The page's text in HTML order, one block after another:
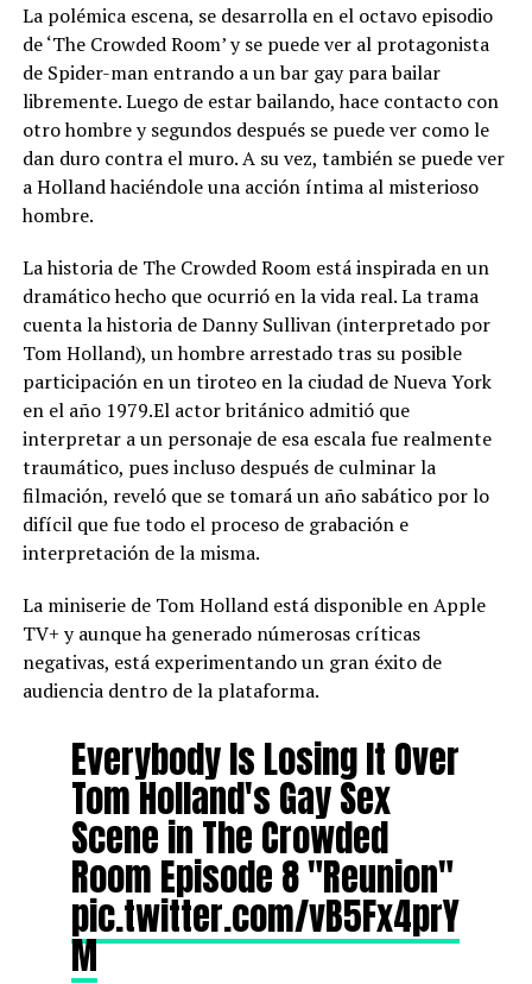
La polémica escena, se desarrolla en el octavo episodio
de ‘The Crowded Room’ y se puede ver al protagonista
de Spider-man entrando a un bar gay para bailar
libremente. Luego de estar bailando, hace contacto con
otro hombre y segundos después se puede ver como le
dan duro contra el muro. A su vez, también se puede ver
a Holland haciéndole una acción íntima al misterioso
hombre.
La historia de The Crowded Room está inspirada en un
dramático hecho que ocurrió en la vida real. La trama
cuenta la historia de Danny Sullivan (interpretado por
Tom Holland), un hombre arrestado tras su posible
participación en un tiroteo en la ciudad de Nueva York
en el año 1979.El actor británico admitió que
interpretar a un personaje de esa escala fue realmente
traumático, pues incluso después de culminar la
filmación, reveló que se tomará un año sabático por lo
difícil que fue todo el proceso de grabación e
interpretación de la misma.
La miniserie de Tom Holland está disponible en Apple
TV+ y aunque ha generado númerosas críticas
negativas, está experimentando un gran éxito de
audiencia dentro de la plataforma.
Everybody Is Losing It Over
Tom Holland's Gay Sex
Scene in The Crowded
Room Episode 8 "Reunion"
pic.twitter.com/vB5Fx4prY
M